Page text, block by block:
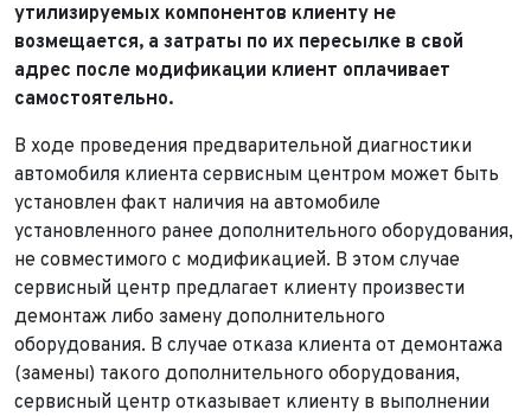
утилизируемых компонентов клиенту не
возмещается, а затраты по их пересылке в свой
адрес после модификации клиент оплачивает
самостоятельно.
В ходе проведения предварительной диагностики
автомобиля клиента сервисным центром может быть
установлен факт наличия на автомобиле
установленного ранее дополнительного оборудования,
не совместимого с модификацией. В этом случае
сервисный центр предлагает клиенту произвести
демонтаж либо замену дополнительного
оборудования. В случае отказа клиента от демонтажа
(замены) такого дополнительного оборудования,
сервисный центр отказывает клиенту в выполнении